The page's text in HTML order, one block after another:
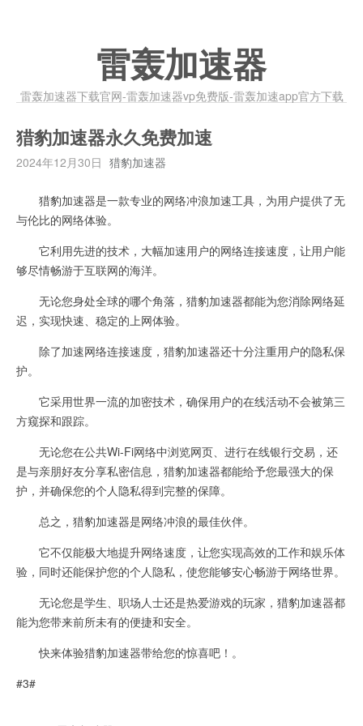
雷轰加速器
雷轰加速器下载官网-雷轰加速器vp免费版-雷轰加速app官方下载
猎豹加速器永久免费加速
2024年12月30日 猎豹加速器
猎豹加速器是一款专业的网络冲浪加速工具，为用户提供了无
与伦比的网络体验。
它利用先进的技术，大幅加速用户的网络连接速度，让用户能
够尽情畅游于互联网的海洋。
无论您身处全球的哪个角落，猎豹加速器都能为您消除网络延
迟，实现快速、稳定的上网体验。
除了加速网络连接速度，猎豹加速器还十分注重用户的隐私保
护。
它采用世界一流的加密技术，确保用户的在线活动不会被第三
方窥探和跟踪。
无论您在公共Wi-Fi网络中浏览网页、进行在线银行交易，还
是与亲朋好友分享私密信息，猎豹加速器都能给予您最强大的保
护，并确保您的个人隐私得到完整的保障。
总之，猎豹加速器是网络冲浪的最佳伙伴。
它不仅能极大地提升网络速度，让您实现高效的工作和娱乐体
验，同时还能保护您的个人隐私，使您能够安心畅游于网络世界。
无论您是学生、职场人士还是热爱游戏的玩家，猎豹加速器都
能为您带来前所未有的便捷和安全。
快来体验猎豹加速器带给您的惊喜吧！。
#3#